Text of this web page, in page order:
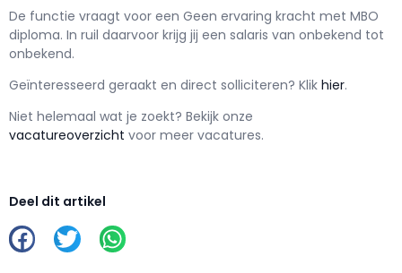
De functie vraagt voor een Geen ervaring kracht met MBO
diploma. In ruil daarvoor krijg jij een salaris van onbekend tot
onbekend.
Geïnteresseerd geraakt en direct solliciteren? Klik hier.
Niet helemaal wat je zoekt? Bekijk onze
vacatureoverzicht voor meer vacatures.
Deel dit artikel